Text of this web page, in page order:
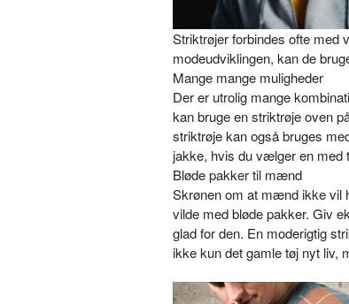
Striktrøjer forbindes ofte med
modeudviklingen, kan de
Mange mange muligheder
Der er utrolig mange
kan bruge en striktrøje oven
striktrøje kan også bruges
jakke, hvis du vælger en
Bløde pakker til mænd
Skrønen om at mænd ikke vil
vilde med bløde pakker. Giv
glad for den. En moderigtig
ikke kun det gamle tøj nyt liv,